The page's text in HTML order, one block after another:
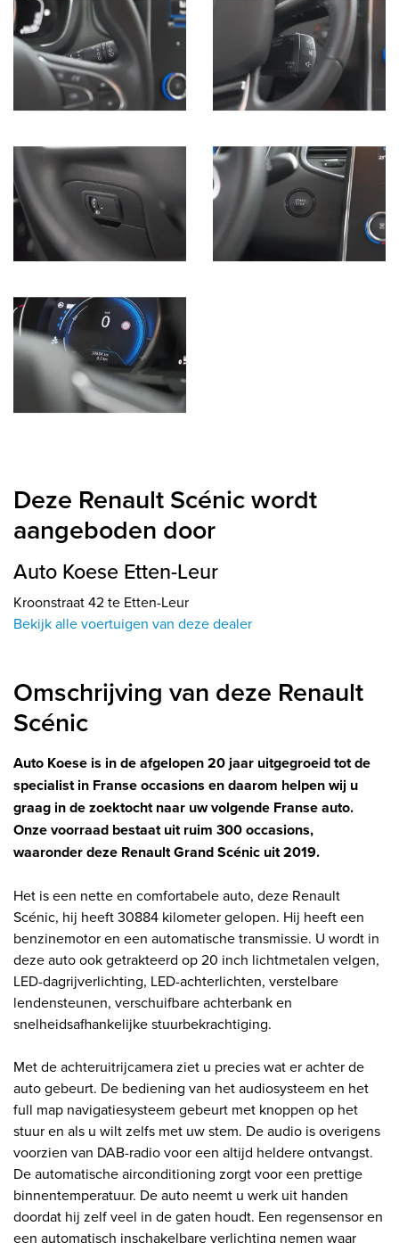
Deze Renault Scénic wordt
aangeboden door
Auto Koese Etten-Leur
Kroonstraat 42 te Etten-Leur
Bekijk alle voertuigen van deze dealer
Omschrijving van deze Renault
Scénic
Auto Koese is in de afgelopen 20 jaar uitgegroeid tot de
specialist in Franse occasions en daarom helpen wij u
graag in de zoektocht naar uw volgende Franse auto.
Onze voorraad bestaat uit ruim 300 occasions,
waaronder deze Renault Grand Scénic uit 2019.
Het is een nette en comfortabele auto, deze Renault
Scénic, hij heeft 30884 kilometer gelopen. Hij heeft een
benzinemotor en een automatische transmissie. U wordt in
deze auto ook getrakteerd op 20 inch lichtmetalen velgen,
LED-dagrijverlichting, LED-achterlichten, verstelbare
lendensteunen, verschuifbare achterbank en
snelheidsafhankelijke stuurbekrachtiging.
Met de achteruitrijcamera ziet u precies wat er achter de
auto gebeurt. De bediening van het audiosysteem en het
full map navigatiesysteem gebeurt met knoppen op het
stuur en als u wilt zelfs met uw stem. De audio is overigens
voorzien van DAB-radio voor een altijd heldere ontvangst.
De automatische airconditioning zorgt voor een prettige
binnentemperatuur. De auto neemt u werk uit handen
doordat hij zelf veel in de gaten houdt. Een regensensor en
een automatisch inschakelbare verlichting nemen waar